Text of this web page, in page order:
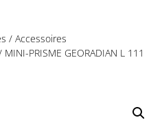
/ Accessoires
MINI-PRISME GEORADIAN L 111